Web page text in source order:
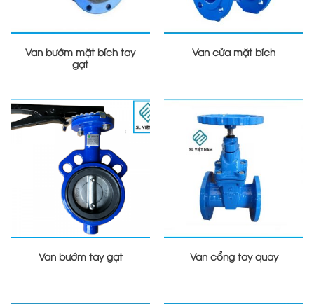
Van bướm mặt bích tay
gạt
Van cửa mặt bích
Van bướm tay gạt Van cổng tay quay